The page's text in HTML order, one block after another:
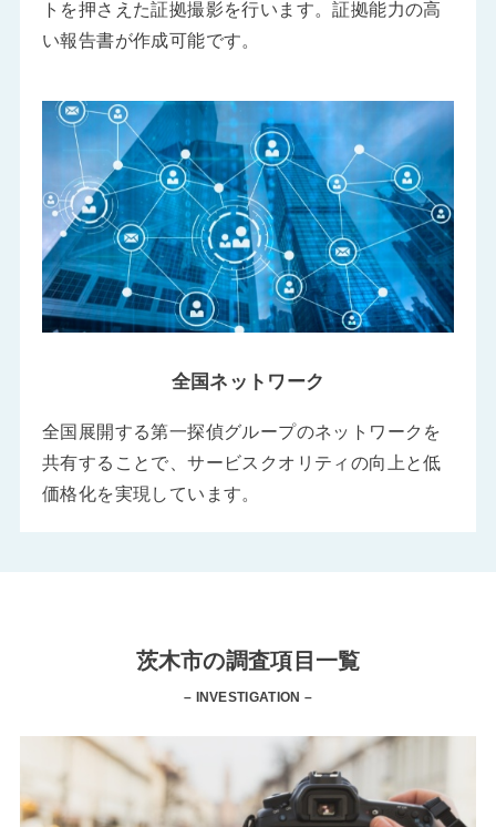
トを押さえた証拠撮影を行います。証拠能力の高
い報告書が作成可能です。
全国ネットワーク
全国展開する第一探偵グループのネットワークを
共有することで、サービスクオリティの向上と低
価格化を実現しています。
茨木市の調査項目一覧
– INVESTIGATION –